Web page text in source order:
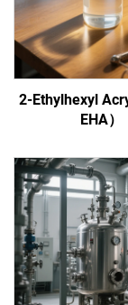
2-Ethylhexyl
EHA）